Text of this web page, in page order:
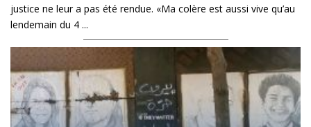
justice ne leur a pas été rendue. «Ma colère est aussi vive qu’au
lendemain du 4 ...